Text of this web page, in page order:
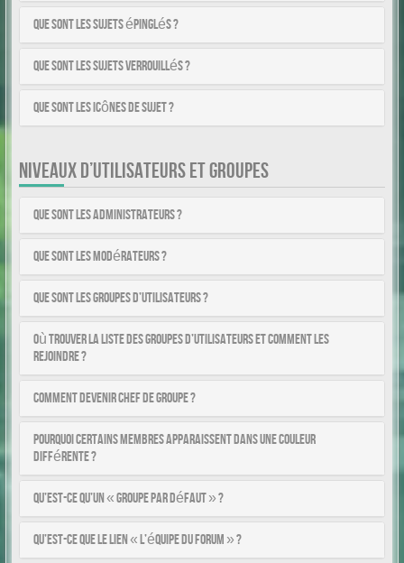
Que sont les sujets épinglés ?
Que sont les sujets verrouillés ?
Que sont les icônes de sujet ?
NIVEAUX D’UTILISATEURS ET GROUPES
Que sont les administrateurs ?
Que sont les modérateurs ?
Que sont les groupes d’utilisateurs ?
Où trouver la liste des groupes d’utilisateurs et comment les
rejoindre ?
Comment devenir chef de groupe ?
Pourquoi certains membres apparaissent dans une couleur
différente ?
Qu’est-ce qu’un « Groupe par défaut » ?
Qu’est-ce que le lien « L’équipe du forum » ?